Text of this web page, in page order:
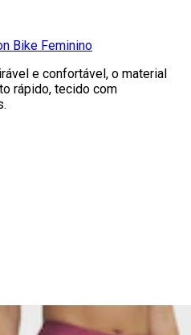
Bike Feminino
e confortável, o material
rápido, tecido com